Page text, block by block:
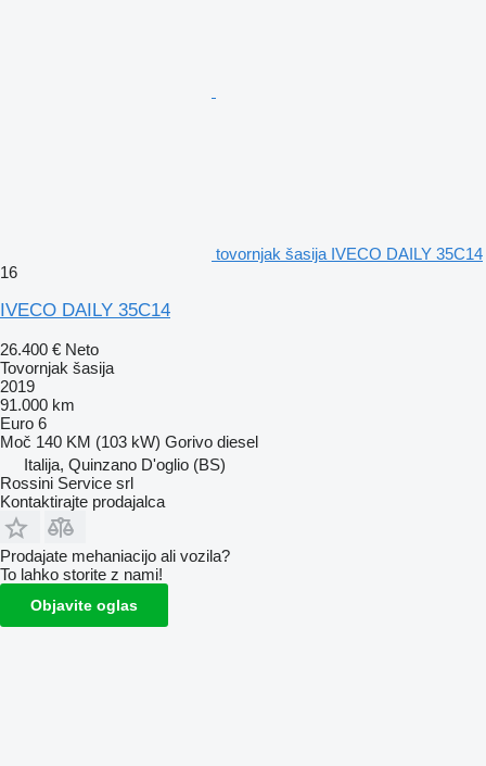
tovornjak šasija IVECO DAILY 35C14
16
IVECO DAILY 35C14
26.400 € Neto
Tovornjak šasija
2019
91.000 km
Euro 6
Moč 140 KM (103 kW) Gorivo diesel
Italija, Quinzano D'oglio (BS)
Rossini Service srl
Kontaktirajte prodajalca
Prodajate mehaniacijo ali vozila?
To lahko storite z nami!
Objavite oglas